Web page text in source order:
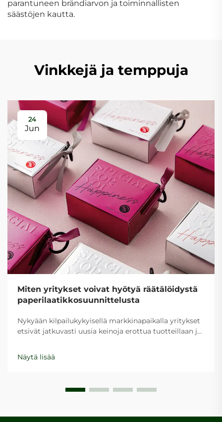
parantuneen brändiarvon ja toiminnallisten
säästöjen kautta.
Vinkkejä ja temppuja
24
Jun
Miten yritykset voivat hyötyä räätälöidystä
paperilaatikkosuunnittelusta
Nykyään kilpailukykyisellä markkinapaikalla yritykset
etsivät jatkuvasti uusia keinoja erottua tuotteillaan ja
paperilaatikkosuunnitelmat ovat nousseet
voimakkaaksi työkaluksi yrityksille, jotka haluavat
Näytä lisää